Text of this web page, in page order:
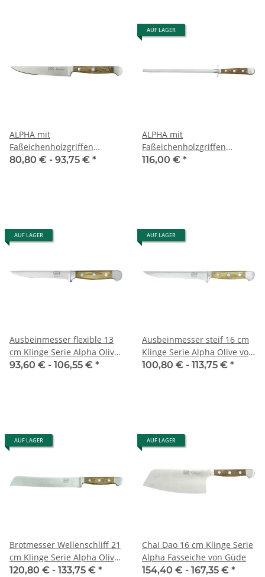
ALPHA mit
Faßeichenholzgriffen
Steakmesser
80,80 € - 93,75 € *
AUF LAGER
ALPHA mit
Faßeichenholzgriffen
Wetzstahl
116,00 € *
AUF LAGER
Ausbeinmesser flexible 13
cm Klinge Serie Alpha Olive
von Güde
93,60 € - 106,55 € *
AUF LAGER
Ausbeinmesser steif 16 cm
Klinge Serie Alpha Olive von
Güde
100,80 € - 113,75 € *
AUF LAGER
Brotmesser Wellenschliff 21
cm Klinge Serie Alpha Olive
von Güde
120,80 € - 133,75 € *
AUF LAGER
Chai Dao 16 cm Klinge Serie
Alpha Fasseiche von Güde
154,40 € - 167,35 € *